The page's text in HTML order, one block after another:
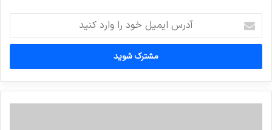
ایمیل
خود
وارد
کنید